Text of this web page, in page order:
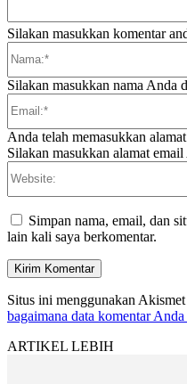
Silakan masukkan komentar
Silakan masukkan nama Anda
Anda telah memasukkan
Silakan masukkan alamat
Simpan nama, email, dan
lain kali saya berkomentar.
Situs ini menggunakan
bagaimana data komentar
ARTIKEL LEBIH